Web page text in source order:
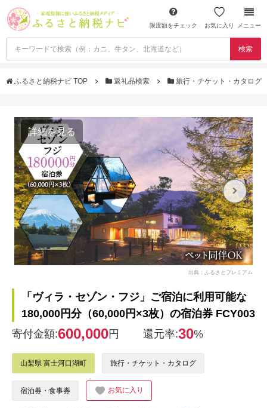
限度額をチェック お気に入り メニュー
検索
ふるさと納税ナビ TOP 返礼品検索 旅行・チケット・カタログ
詳細を見る
出典：ふるさとプレミアム
「ヴィラ・セゾン・フジ」ご宿泊に利用可能な
180,000円分（60,000円×3枚）の宿泊券 FCY003
寄付金額:600,000円 還元率:30%
山梨県 富士河口湖町 旅行・チケット・カタログ
宿泊券・食事券 お気に入り